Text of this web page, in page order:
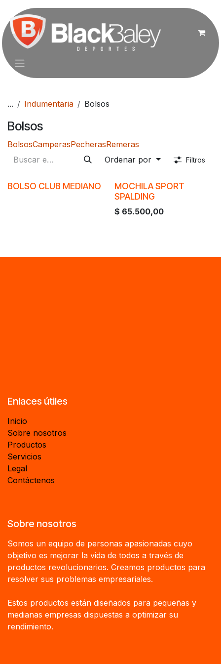
Ir al contenido
... Indumentaria Bolsos
Bolsos
BolsosCamperasPecherasRemeras
Ordenar por
Filtros
BOLSO CLUB MEDIANO
MOCHILA SPORT
SPALDING
$ 65.500,00
Enlaces útiles
Inicio
Sobre nosotros
Productos
Servicios
Legal
Contáctenos
Sobre nosotros
Somos un equipo de personas apasionadas cuyo
objetivo es mejorar la vida de todos a través de
productos revolucionarios. Creamos productos para
resolver sus problemas empresariales.
Estos productos están diseñados para pequeñas y
medianas empresas dispuestas a optimizar su
rendimiento.